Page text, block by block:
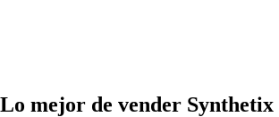
Lo mejor de vender Synthetix